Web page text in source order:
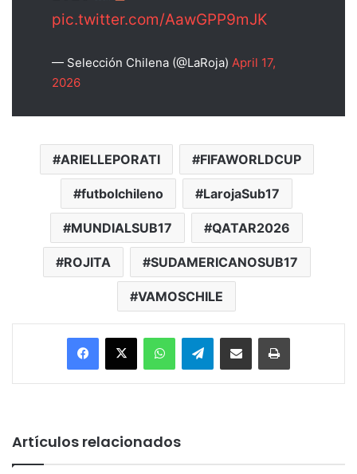
pic.twitter.com/AawGPP9mJK
— Selección Chilena (@LaRoja) April 17,
2026
ARIELLEPORATI FIFAWORLDCUP
futbolchileno LarojaSub17
MUNDIALSUB17 QATAR2026
ROJITA SUDAMERICANOSUB17
VAMOSCHILE
Facebook
X WhatsAppTelegramEnviar vía email Imprimir
Artículos relacionados